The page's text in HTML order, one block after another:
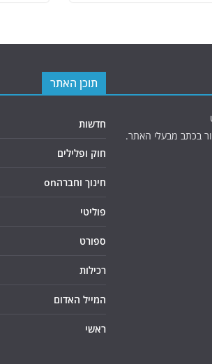
בכתב מבעלי האתר.
תוכן האתר
חדשות
חוק ופלילים
חינוך וחברהon
פוליטי
ספורט
רכילות
המייל האדום
ראשי